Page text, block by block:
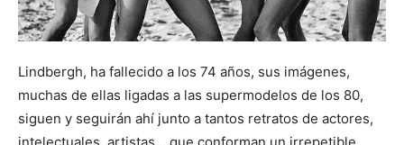
Lindbergh, ha fallecido a los 74 años, sus imágenes,
muchas de ellas ligadas a las supermodelos de los 80,
siguen y seguirán ahí junto a tantos retratos de actores,
intelectuales, artistas… que conforman un irrepetible